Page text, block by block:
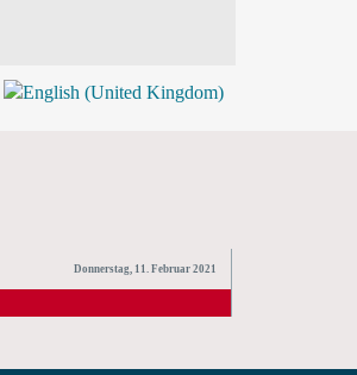
Donnerstag, 11. Februar 2021